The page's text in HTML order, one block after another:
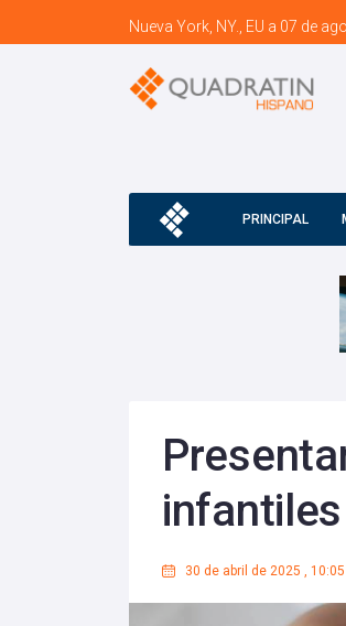
Nueva York, NY., EU a 07 de
PRINCIPAL
30 de abril de 2025 , 10:05